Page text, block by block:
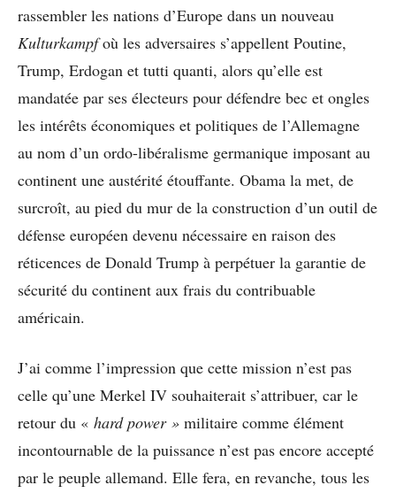
rassembler les nations d’Europe dans un nouveau
Kulturkampfoù les adversaires s’appellent Poutine,
Trump, Erdogan et tutti quanti, alors qu’elle est
mandatée par ses électeurs pour défendre bec et ongles
les intérêts économiques et politiques de l’Allemagne
au nom d’un ordo-libéralisme germanique imposant au
continent une austérité étouffante. Obama la met, de
surcroît, au pied du mur de la construction d’un outil de
défense européen devenu nécessaire en raison des
réticences de Donald Trump à perpétuer la garantie de
sécurité du continent aux frais du contribuable
américain.
J’ai comme l’impression que cette mission n’est pas
celle qu’une Merkel IV souhaiterait s’attribuer, car le
retour du « hard power » militaire comme élément
incontournable de la puissance n’est pas encore accepté
par le peuple allemand. Elle fera, en revanche, tous les